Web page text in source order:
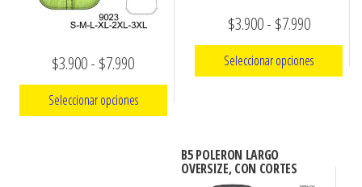
$3.900- $7.990Rango
de
precios:
Seleccionar opciones
$3.900- $7.990Rango
de
precios:
$7.990
Seleccionar opciones
múltiples
B5 POLERON LARGO
OVERSIZE, CON CORTES